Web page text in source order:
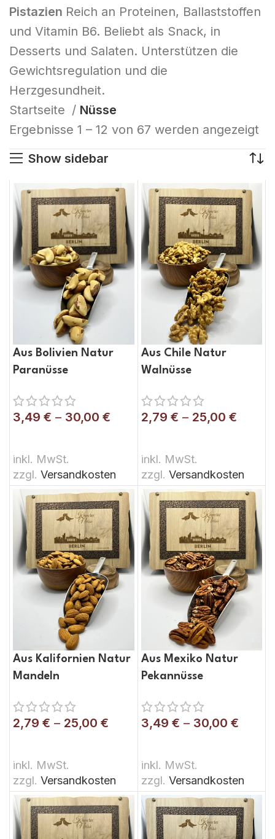
Pistazien Reich an Proteinen, Ballaststoffen
und Vitamin B6. Beliebt als Snack, in
Desserts und Salaten. Unterstützen die
Gewichtsregulation und die
Herzgesundheit.
Startseite
Nüsse
Ergebnisse 1 – 12 von 67 werden angezeigt
Show sidebar
Aus Bolivien Natur
Paranüsse
3,49 € – 30,00 €
inkl. MwSt.
zzgl. Versandkosten
Aus Chile Natur
Walnüsse
2,79 € – 25,00 €
inkl. MwSt.
zzgl. Versandkosten
Aus Kalifornien Natur
Mandeln
2,79 € – 25,00 €
inkl. MwSt.
zzgl. Versandkosten
Aus Mexiko Natur
Pekannüsse
3,49 € – 30,00 €
inkl. MwSt.
zzgl. Versandkosten